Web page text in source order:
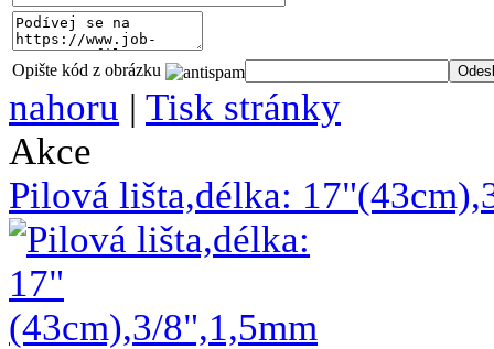
Opište kód z obrázku
nahoru | Tisk stránky
Akce
Pilová lišta,délka: